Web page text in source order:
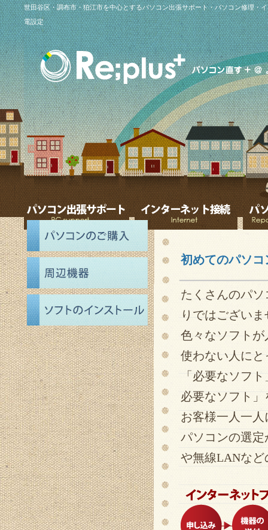
世田谷区・調布市・狛江市を中心とするパソコン出張サポート・パソコン修理・
電設定
初めてのパソ
たくさんのパ
りではござい
色々なソフト
使わない人に
「必要なソフ
必要なソフト
お客様一人一
パソコンの選
や無線LANな